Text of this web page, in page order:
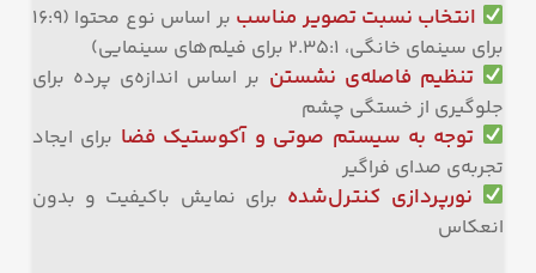
انتخاب نسبت تصویر مناسب
بر اساس نوع محتوا (۱۶:۹
برای سینمای خانگی، ۲.۳۵:۱ برای فیلم‌های سینمایی)
تنظیم فاصله‌ی نشستن بر اساس اندازه‌ی پرده برای
جلوگیری از خستگی چشم
توجه به سیستم صوتی و آکوستیک فضا برای ایجاد
تجربه‌ی صدای فراگیر
نورپردازی کنترل‌شده برای نمایش باکیفیت و بدون
انعکاس